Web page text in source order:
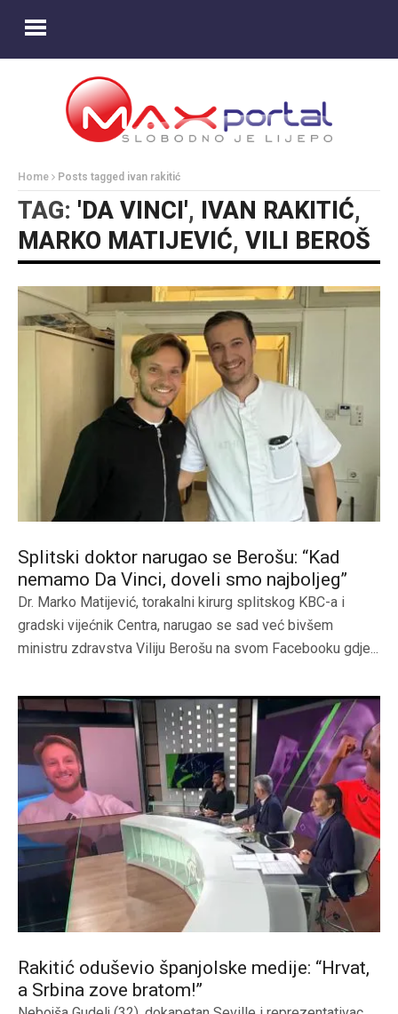
Home Posts tagged ivan rakitić
TAG: 'DA VINCI', IVAN RAKITIĆ,
MARKO MATIJEVIĆ, VILI BEROŠ
Splitski doktor narugao se Berošu: “Kad
nemamo Da Vinci, doveli smo najboljeg”
Dr. Marko Matijević, torakalni kirurg splitskog KBC-a i
gradski vijećnik Centra, narugao se sad već bivšem
ministru zdravstva Viliju Berošu na svom Facebooku gdje...
Rakitić oduševio španjolske medije: “Hrvat,
a Srbina zove bratom!”